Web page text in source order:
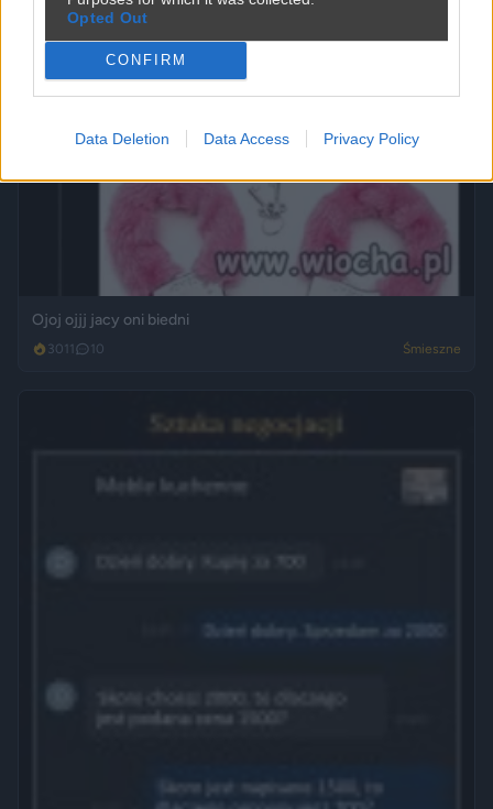
Opted Out
CONFIRM
Data Deletion Data Access Privacy Policy
Ojoj ojjj jacy oni biedni
3011 10 Śmieszne